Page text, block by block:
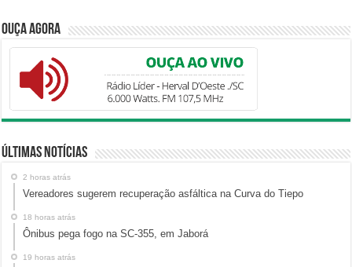
Ouça Agora
Últimas Notícias
2 horas atrás
Vereadores sugerem recuperação asfáltica na Curva do Tiepo
18 horas atrás
Ônibus pega fogo na SC-355, em Jaborá
19 horas atrás